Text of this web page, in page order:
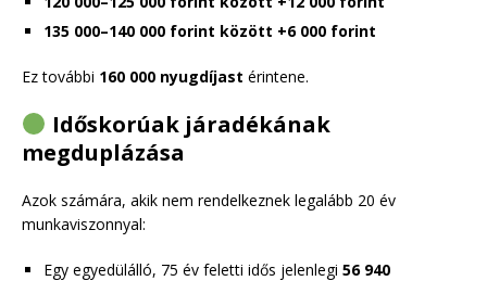
135 000–140 000 forint között +6 000 forint
Ez további 160 000 nyugdíjast érintene.
Időskorúak járadékának
megduplázása
Azok számára, akik nem rendelkeznek legalább 20 év
munkaviszonnyal:
Egy egyedülálló, 75 év feletti idős jelenlegi 56 940